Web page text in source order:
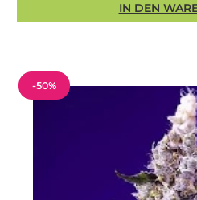
-50%
IN DEN